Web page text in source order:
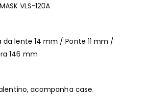
VLS-120A
da lente 14 mm / Ponte 11 mm /
146 mm
acompanha case.